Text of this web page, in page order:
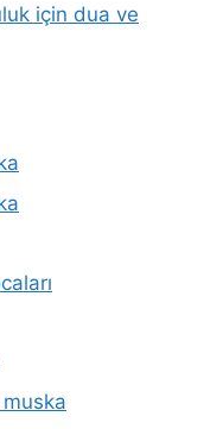
için dua ve